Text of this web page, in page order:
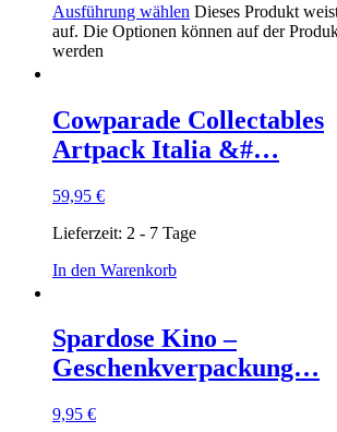
Ausführung wählen Dieses Produkt
auf. Die Optionen können auf der
werden
Cowparade Collectables
Artpack Italia &#…
59,95 €
Lieferzeit: 2 - 7 Tage
In den Warenkorb
Spardose Kino –
Geschenkverpackung…
9,95 €